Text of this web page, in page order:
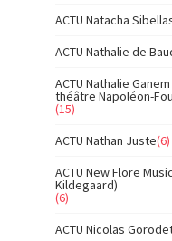
ACTU Natacha
ACTU Nathalie de
ACTU Nathalie
théâtre Napoléon-
(15)
ACTU Nathan Juste(6)
ACTU New Flore
Kildegaard)
(6)
ACTU Nicolas